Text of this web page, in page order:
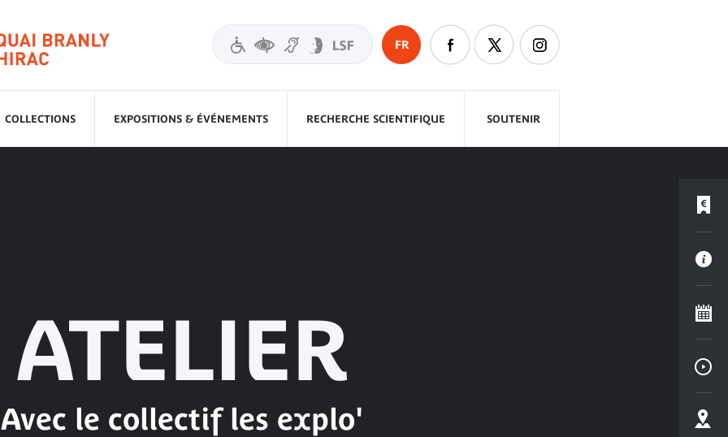
FR
COLLECTIONS EXPOSITIONS & ÉVÉNEMENTS RECHERCHE SCIENTIFIQUE SOUTENIR
ATELIER
Avec le collectif les explo'